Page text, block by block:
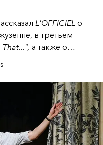
L'OFFICIEL о
в третьем
That...", а также о